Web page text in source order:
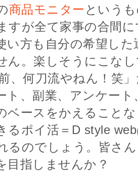
商品モニター という
すが全て家事の合間
い方も自分の希望し
ん。楽しそうにこな
、何刀流やねん！笑
ト、副業、アンケー
ベースをかえること
るポイ活＝D style
るのでしょう。皆さ
目指しませんか？